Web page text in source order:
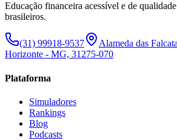
Educação financeira acessível e de
brasileiros.
(31) 99918-9537
Alameda das
Horizonte - MG, 31275-070
Plataforma
Simuladores
Rankings
Blog
Podcasts